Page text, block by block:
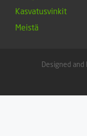
Kasvatusvinkit
Meistä
Designed and